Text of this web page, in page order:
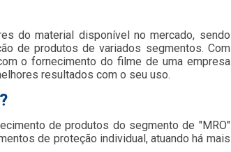
do material disponível no mercado, sendo
de produtos de variados segmentos. Com
o fornecimento do filme de uma empresa
resultados com o seu uso.
de produtos do segmento de "MRO"
de proteção individual, atuando há mais